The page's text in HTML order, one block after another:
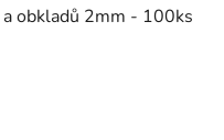
a obkladů 2mm - 100ks